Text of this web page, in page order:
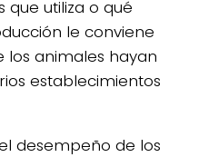
que utiliza o qué
le conviene
los animales hayan
establecimientos
desempeño de los